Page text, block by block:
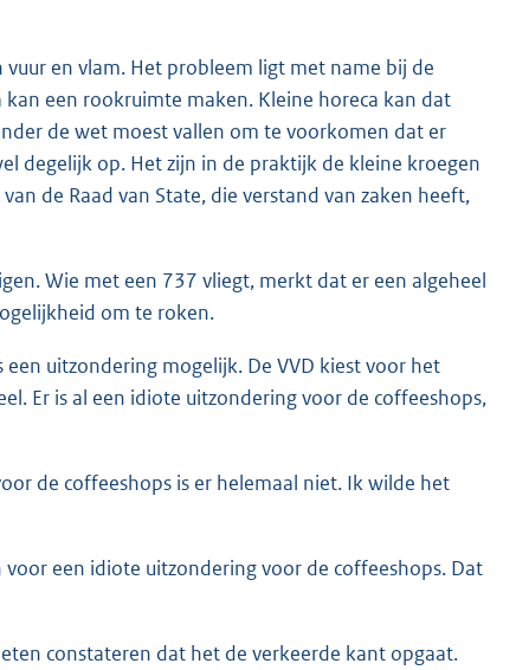
en vlam. Het probleem ligt met name bij de
kan een rookruimte maken. Kleine horeca kan dat
de wet moest vallen om te voorkomen dat er
degelijk op. Het zijn in de praktijk de kleine kroegen
de Raad van State, die verstand van zaken heeft,
Wie met een 737 vliegt, merkt dat er een algeheel
om te roken.
uitzondering mogelijk. De VVD kiest voor het
Er is al een idiote uitzondering voor de coffeeshops,
de coffeeshops is er helemaal niet. Ik wilde het
een idiote uitzondering voor de coffeeshops. Dat
constateren dat het de verkeerde kant opgaat.